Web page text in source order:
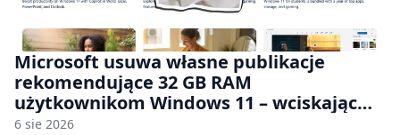
Microsoft usuwa własne publikacje
rekomendujące 32 GB RAM
użytkownikom Windows 11 – wciskając
nam przy tym komputery z 8 GB RAM po
6 sie 2026